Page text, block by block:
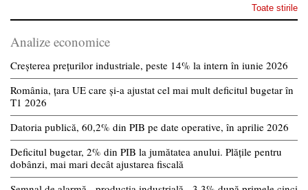
Toate stirile
Analize economice
Creșterea prețurilor industriale, peste 14% la intern în iunie 2026
România, țara UE care și-a ajustat cel mai mult deficitul bugetar în
T1 2026
Datoria publică, 60,2% din PIB pe date operative, în aprilie 2026
Deficitul bugetar, 2% din PIB la jumătatea anului. Plățile pentru
dobânzi, mai mari decât ajustarea fiscală